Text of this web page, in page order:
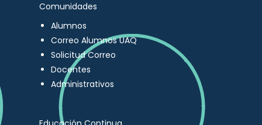
Comunidades
Alumnos
Correo Alumnos UAQ
Solicitud Correo
Docentes
Administrativos